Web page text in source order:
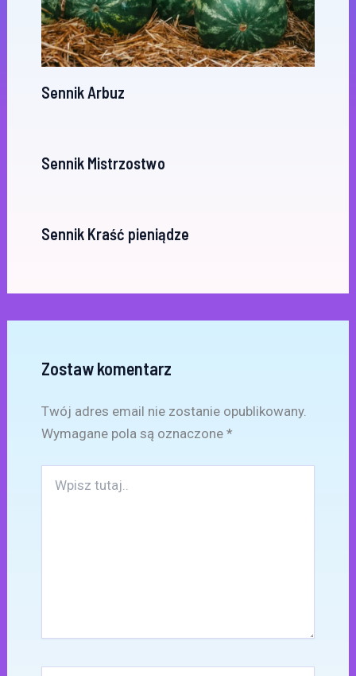
Sennik Arbuz
Sennik Mistrzostwo
Sennik Kraść pieniądze
Zostaw komentarz
Twój adres email nie zostanie opublikowany.
Wymagane pola są oznaczone *
tutaj..